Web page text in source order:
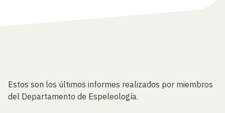
Estos son los últimos informes realizados por miembros
del Departamento de Espeleología.